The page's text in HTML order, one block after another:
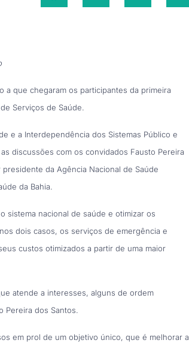
a que chegaram os participantes da primeira
Serviços de Saúde.
e a Interdependência dos Sistemas Público e
discussões com os convidados Fausto Pereira
da Agência Nacional de Saúde
da Bahia.
sistema nacional de saúde e otimizar os
dois casos, os serviços de emergência e
custos otimizados a partir de uma maior
atende a interesses, alguns de ordem
Pereira dos Santos.
em prol de um objetivo único, que é melhorar a